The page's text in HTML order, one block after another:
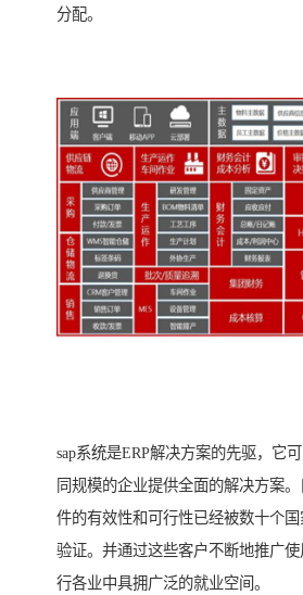
分配。
sap系统是ERP解决方案的先驱，它
同规模的企业提供全面的解决方案
件的有效性和可行性已经被数十个
验证。并通过这些客户不断地推广使
行各业中具拥广泛的就业空间。